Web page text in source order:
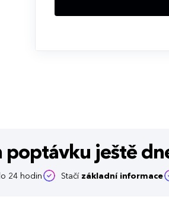
poptávku ještě
24 hodin Stačí základní informace